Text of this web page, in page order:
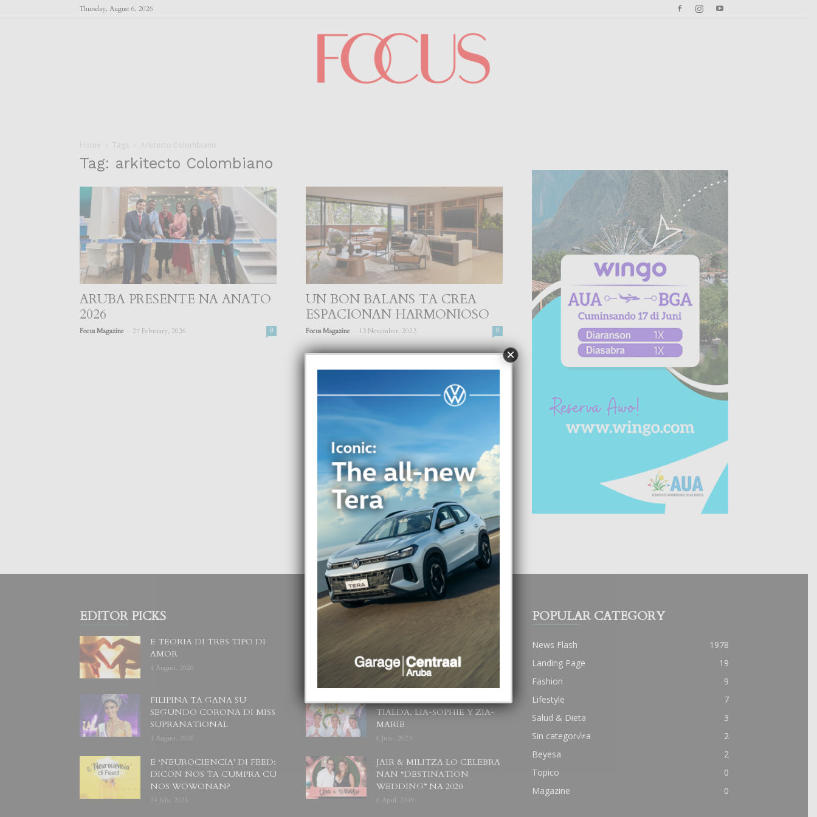
Thursday, August 6, 2026
Home Tags Arkitecto Colombiano
Tag: arkitecto Colombiano
ARUBA PRESENTE NA ANATO
2026
Focus Magazine 27 February, 2026 0
UN BON BALANS TA CREA
ESPACIONAN HARMONIOSO
Focus Magazine 13 November, 2023 0
EDITOR PICKS
E TEORIA DI TRES TIPO DI
AMOR
4 August, 2026
FILIPINA TA GANA SU
SEGUNDO CORONA DI MISS
SUPRANATIONAL
1 August, 2026
E ‘NEUROCIENCIA’ DI FEED:
DICON NOS TA CUMPRA CU
NOS WOWONAN?
29 July, 2026
POPULAR POSTS
BODA MANSUR
3 December, 2019
UN DIA INOLVIDABEL PA
TIALDA, LIA-SOPHIE Y ZIA-
MARIE
6 June, 2023
JAIR & MILITZA LO CELEBRA
NAN “DESTINATION
WEDDING” NA 2020
6 April, 2019
POPULAR CATEGORY
News Flash
1978
Landing Page
19
Fashion
9
Lifestyle
7
Salud & Dieta
3
Sin categor√≠a
2
Beyesa
2
Topico
0
Magazine
0
×